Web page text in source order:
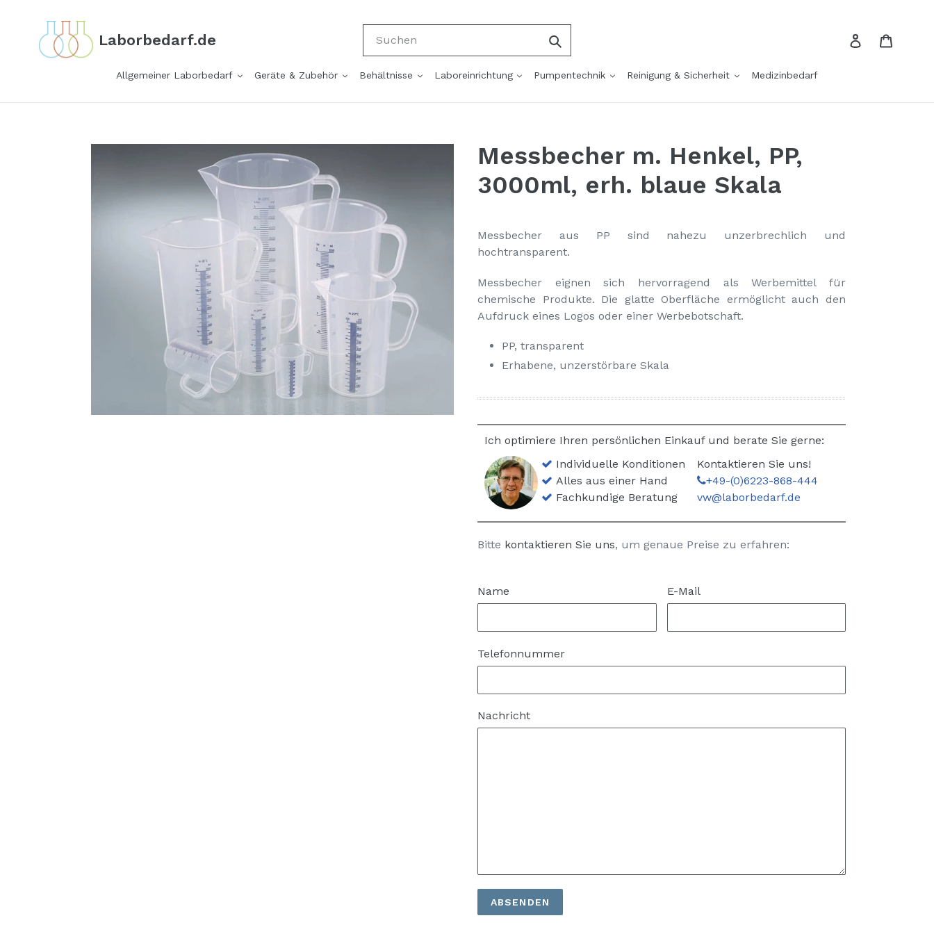
Suchen
Laborbedarf.de Einloggen
Allgemeiner Laborbedarf Geräte & Zubehör Behältnisse Laboreinrichtung Pumpentechnik Reinigung & Sicherheit Medizinbedarf
Messbecher m. Henkel, PP,
3000ml, erh. blaue Skala
Messbecher aus PP sind nahezu unzerbrechlich und
hochtransparent.
Messbecher eignen sich hervorragend als Werbemittel für
chemische Produkte. Die glatte Oberfläche ermöglicht auch den
Aufdruck eines Logos oder einer Werbebotschaft.
PP, transparent
Erhabene, unzerstörbare Skala
Ich optimiere Ihren persönlichen Einkauf und berate Sie gerne:
Individuelle Konditionen
Alles aus einer Hand
Fachkundige Beratung
Kontaktieren Sie uns!
+49-(0)6223-868-444
vw@laborbedarf.de
Bitte kontaktieren Sie uns, um genaue Preise zu erfahren:
Name E-Mail
Telefonnummer
Nachricht